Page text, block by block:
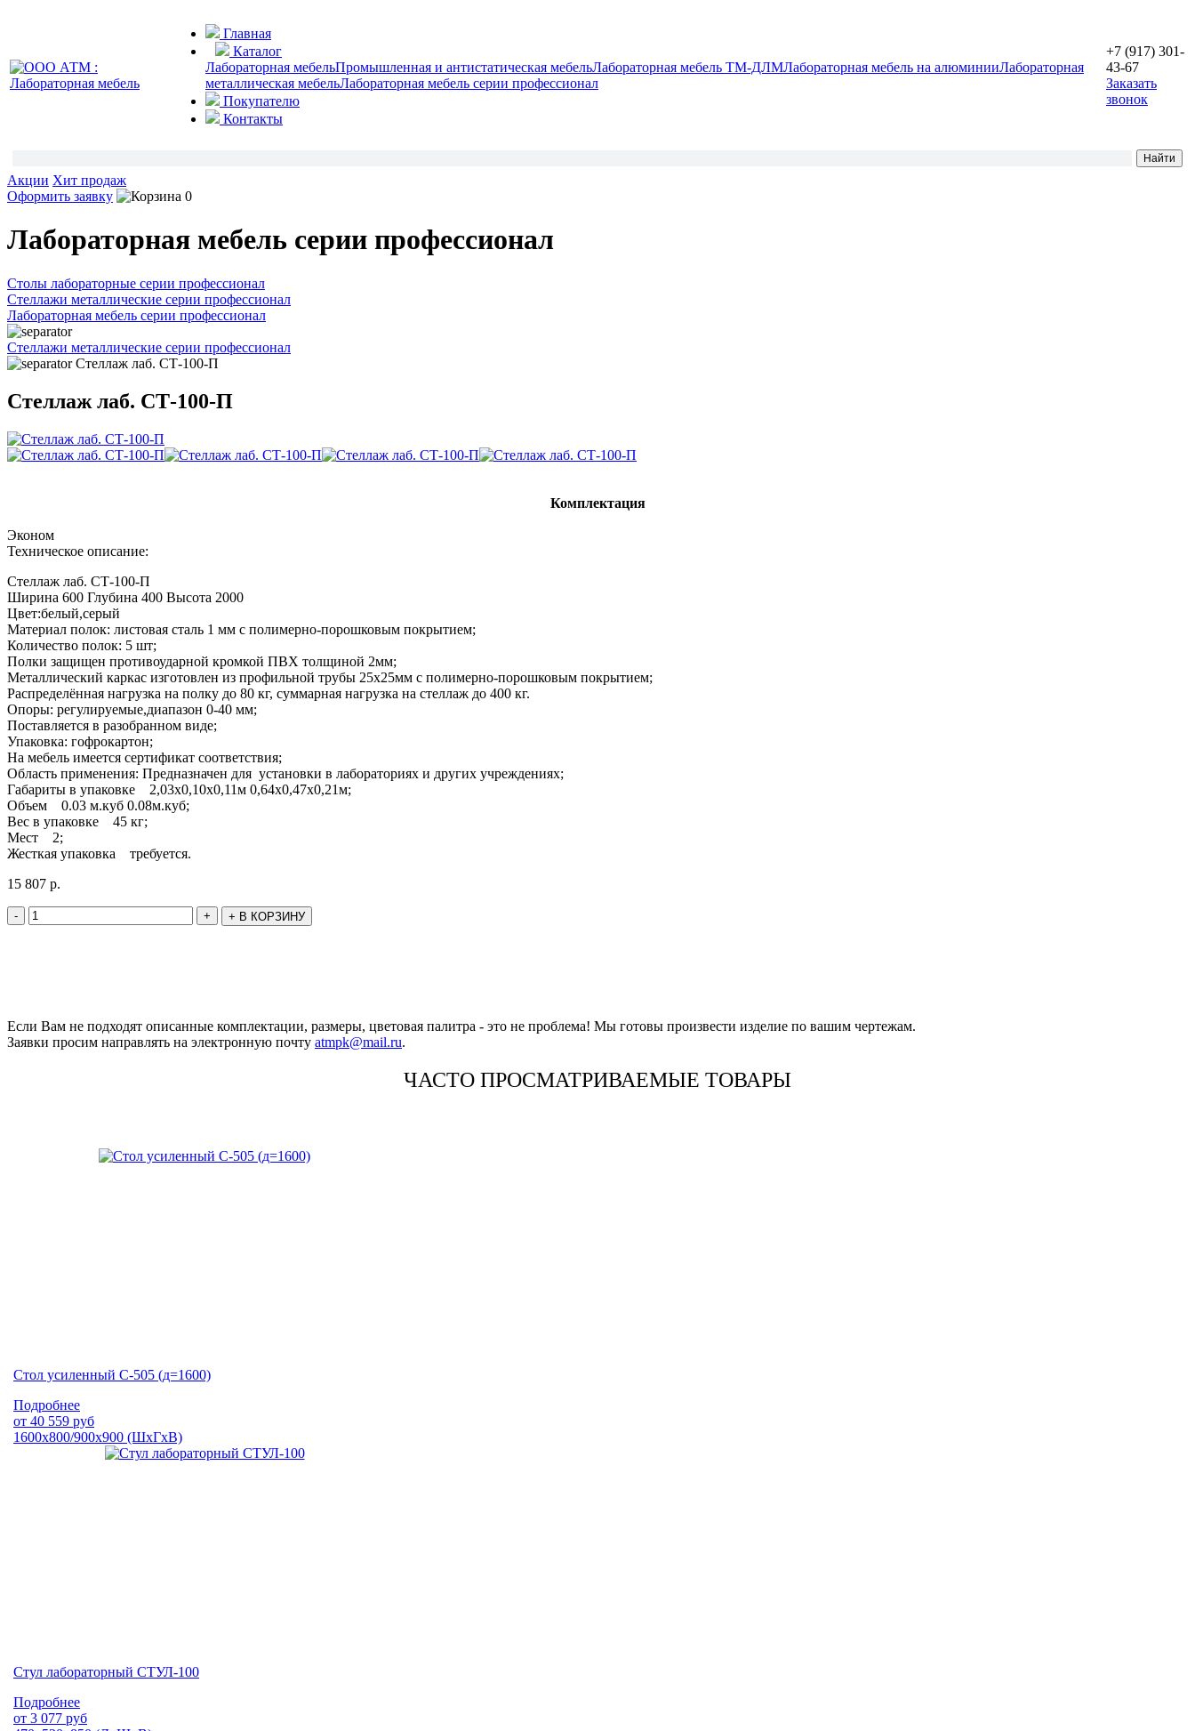
Главная
Каталог
Лабораторная мебельПромышленная и антистатическая мебельЛабораторная мебель ТМ-ДЛМЛабораторная мебель на алюминииЛабораторная
металлическая мебельЛабораторная мебель серии профессионал
Покупателю
Контакты
+7 (917) 301-
43-67
Заказать
звонок
Акции Хит продаж
Оформить заявку
0
Лабораторная мебель серии профессионал
Столы лабораторные серии профессионал
Стеллажи металлические серии профессионал
Лабораторная мебель серии профессионал
Стеллажи металлические серии профессионал
Стеллаж лаб. СТ-100-П
Стеллаж лаб. СТ-100-П
Комплектация
Эконом
Техническое описание:
Стеллаж лаб. СТ-100-П
Ширина 600 Глубина 400 Высота 2000
Цвет:белый,серый
Материал полок: листовая сталь 1 мм с полимерно-порошковым покрытием;
Количество полок: 5 шт;
Полки защищен противоударной кромкой ПВХ толщиной 2мм;
Металлический каркас изготовлен из профильной трубы 25х25мм с полимерно-порошковым покрытием;
Распределённая нагрузка на полку до 80 кг, суммарная нагрузка на стеллаж до 400 кг.
Опоры: регулируемые,диапазон 0-40 мм;
Поставляется в разобранном виде;
Упаковка: гофрокартон;
На мебель имеется сертификат соответствия;
Область применения: Предназначен для установки в лабораториях и других учреждениях;
Габариты в упаковке 2,03х0,10х0,11м 0,64х0,47х0,21м;
Объем 0.03 м.куб 0.08м.куб;
Вес в упаковке 45 кг;
Мест 2;
Жесткая упаковка требуется.
15 807 р.
- + + В КОРЗИНУ
Если Вам не подходят описанные комплектации, размеры, цветовая палитра - это не проблема! Мы готовы произвести изделие по вашим чертежам.
Заявки просим направлять на электронную почту atmpk@mail.ru.
ЧАСТО ПРОСМАТРИВАЕМЫЕ ТОВАРЫ
Стол усиленный С-505 (д=1600)
Подробнее
от 40 559 руб
1600х800/900х900 (ШхГхВ)
Стул лабораторный СТУЛ-100
Подробнее
от 3 077 руб